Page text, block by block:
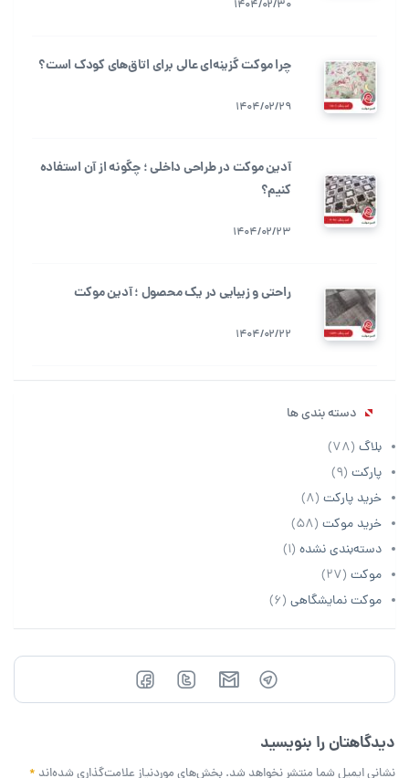
1404/02/30
چرا موکت گزینه‌ای عالی برای اتاق‌های کودک است؟
1404/02/29
آدین موکت در طراحی داخلی ؛ چگونه از آن استفاده
کنیم؟
1404/02/23
راحتی و زیبایی در یک محصول ؛ آدین موکت
1404/02/22
دسته بندی ها
بلاگ (78)
پارکت (9)
خرید پارکت (8)
خرید موکت (58)
دسته‌بندی نشده (1)
موکت (27)
موکت نمایشگاهی (6)
دیدگاهتان را بنویسید
نشانی ایمیل شما منتشر نخواهد شد. بخش‌های موردنیاز علامت‌گذاری شده‌اند *